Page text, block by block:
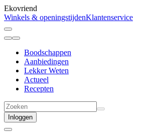
Ekovriend
Winkels & openingstijdenKlantenservice
Boodschappen
Aanbiedingen
Lekker Weten
Actueel
Recepten
Inloggen